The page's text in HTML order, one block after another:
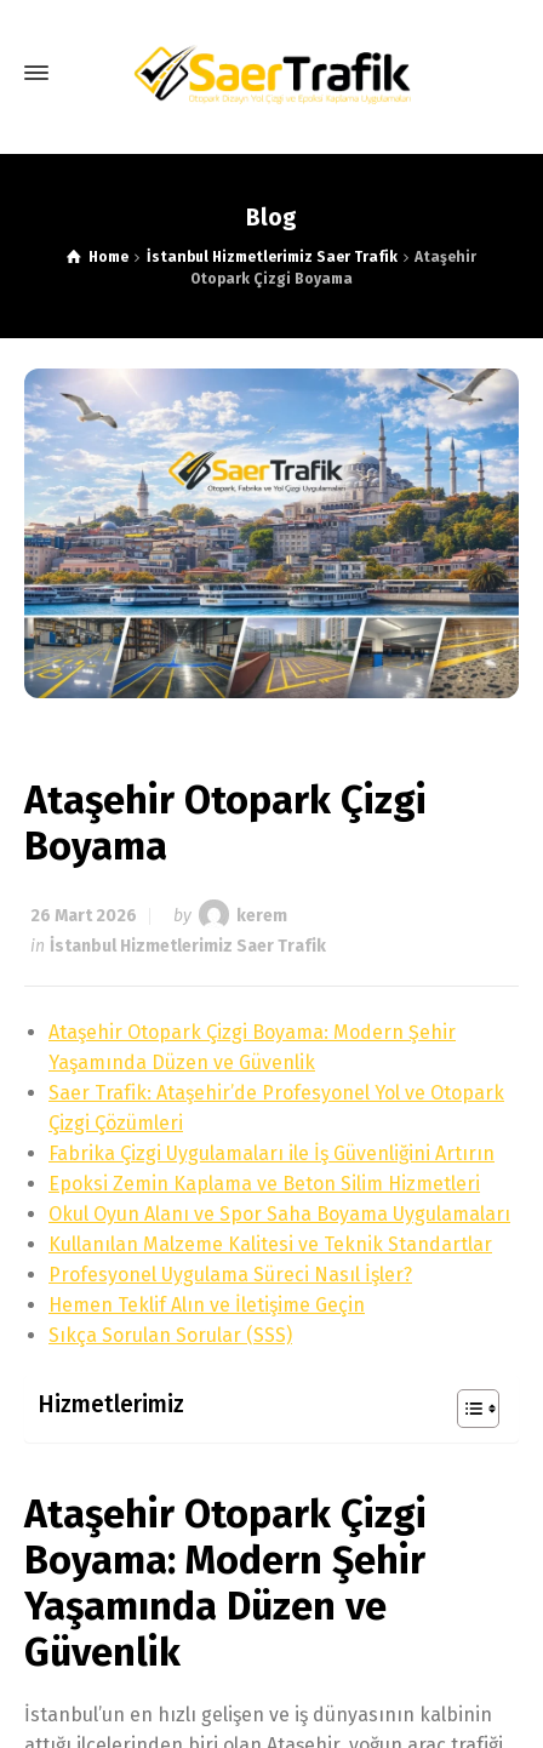
Blog
Home İstanbul Hizmetlerimiz Saer Trafik
Ataşehir
Otopark Çizgi Boyama
Ataşehir Otopark Çizgi
Boyama
26 Mart 2026 by
kerem
in İstanbul Hizmetlerimiz Saer Trafik
Ataşehir Otopark Çizgi Boyama: Modern Şehir
Yaşamında Düzen ve Güvenlik
Saer Trafik: Ataşehir’de Profesyonel Yol ve Otopark
Çizgi Çözümleri
Fabrika Çizgi Uygulamaları ile İş Güvenliğini Artırın
Epoksi Zemin Kaplama ve Beton Silim Hizmetleri
Okul Oyun Alanı ve Spor Saha Boyama Uygulamaları
Kullanılan Malzeme Kalitesi ve Teknik Standartlar
Profesyonel Uygulama Süreci Nasıl İşler?
Hemen Teklif Alın ve İletişime Geçin
Sıkça Sorulan Sorular (SSS)
Hizmetlerimiz
Ataşehir Otopark Çizgi
Boyama: Modern Şehir
Yaşamında Düzen ve
Güvenlik
İstanbul’un en hızlı gelişen ve iş dünyasının kalbinin